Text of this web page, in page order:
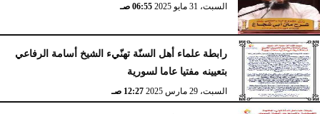
الإثنين، 10 نوفمبر 2025
السبت، 31 مايو 2025 06:55 صـ
رابطة علماء أهل السنّة تهنّيء الشيخ أسامة الرفاعي
بتعيينه مفتيا عاما لسورية
السبت، 29 مارس 2025 12:27 صـ